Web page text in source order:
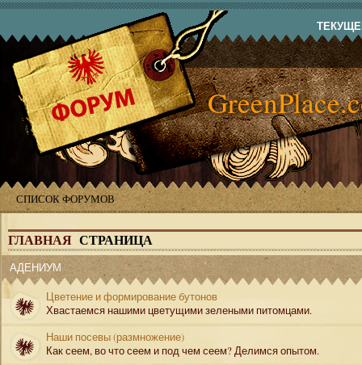
СПИСОК ФОРУМОВ
ГЛАВНАЯ СТРАНИЦА
АДЕНИУМ
Цветение и формирование бутонов
Хвастаемся нашими цветущими зелеными питомцами.
Наши посевы (размножение)
Как сеем, во что сеем и под чем сеем? Делимся опытом.